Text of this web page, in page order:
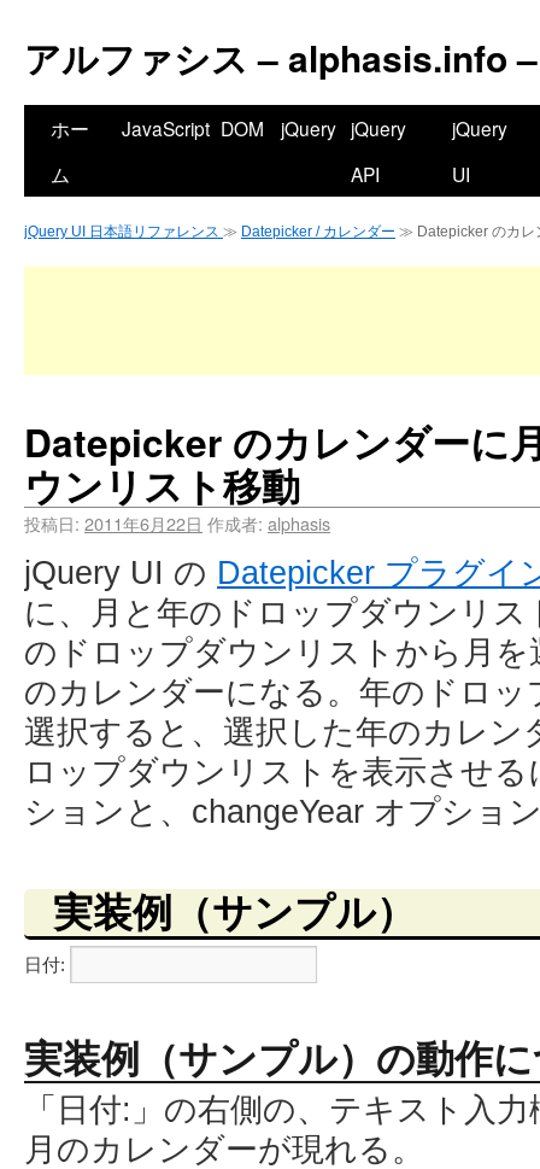
アルファシス – alphasis.info –
ホー
ム
JavaScript DOM jQuery jQuery
API
jQuery
UI
jQuery UI 日本語リファレンス ≫ Datepicker / カレンダー ≫ Datepicker のカレ
Datepicker のカレンダーに
ウンリスト移動
投稿日: 2011年6月22日 作成者: alphasis
jQuery UI の Datepicker プラグイ
に、月と年のドロップダウンリ
のドロップダウンリストから月
のカレンダーになる。年のドロ
選択すると、選択した年のカレン
ロップダウンリストを表示させ
ションと、changeYear オプショ
実装例（サンプル）
日付:
実装例（サンプル）の動作
「日付:」の右側の、テキスト入
月のカレンダーが現れる。